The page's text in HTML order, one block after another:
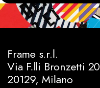
Frame s.r.l.
Via F.lli Bronzetti 20
20129, Milano